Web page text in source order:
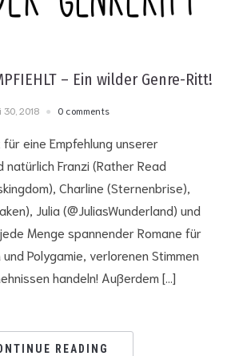
– Ein wilder Genre-Ritt!
30, 2018 0 comments
eine Empfehlung unserer
natürlich Franzi (Rather Read
Charline (Sternenbrise),
Julia (@JuliasWunderland) und
Menge spannender Romane für
Polygamie, verlorenen Stimmen
handeln! Außerdem […]
READING